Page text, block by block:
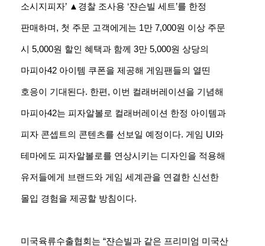
소시지피자’ ▲경찰 조사용 ‘쟌슨빌 세트’를 한정
판매하며, 첫 주문 고객에게는 1만 7,000원 이상 주문
시 5,000원 할인 혜택과 함께 3만 5,000원 상당의
마피아42 아이템 쿠폰을 제공해 게임팬들의 열띤
호응이 기대된다. 한편, 이번 컬래버레이션을 기념해
마피아42는 피자알볼로 컬래버레이션 한정 아이템과
피자 콘셉트의 콘텐츠를 선보일 예정이다. 게임 UI와
테마에도 피자알볼로를 연상시키는 디자인을 적용해
유저들에게 브랜드와 게임 세계관을 연결한 신선한
몰입 경험을 제공할 방침이다.
미국육류수출협회는 “쟌슨빌과 같은 프리미엄 미국산